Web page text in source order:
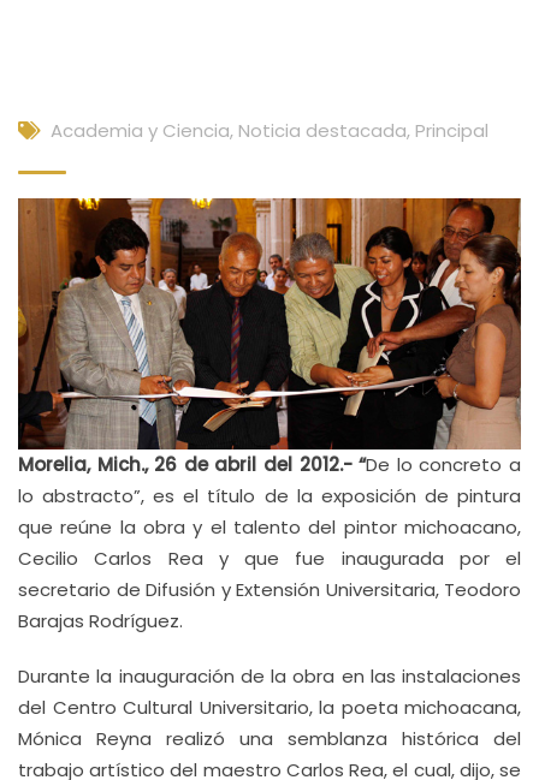
Academia y Ciencia, Noticia destacada, Principal
Morelia, Mich., 26 de abril del 2012.- “De lo concreto a
lo abstracto”, es el título de la exposición de pintura
que reúne la obra y el talento del pintor michoacano,
Cecilio Carlos Rea y que fue inaugurada por el
secretario de Difusión y Extensión Universitaria, Teodoro
Barajas Rodríguez.
Durante la inauguración de la obra en las instalaciones
del Centro Cultural Universitario, la poeta michoacana,
Mónica Reyna realizó una semblanza histórica del
trabajo artístico del maestro Carlos Rea, el cual, dijo, se